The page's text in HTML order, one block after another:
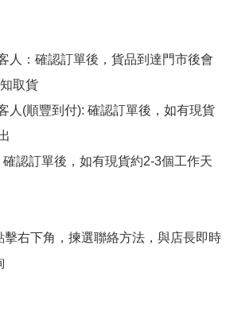
人：確認訂單後，貨品到達門市後會
取貨
人(順豐到付): 確認訂單後，如有現貨
認訂單後，如有現貨約2-3個工作天
擊右下角，揀選聯絡方法，與店長即時